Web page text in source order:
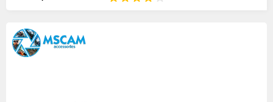
Изображения
товаров